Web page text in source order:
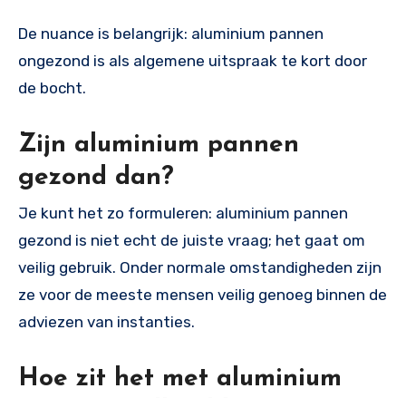
De nuance is belangrijk: aluminium pannen
ongezond is als algemene uitspraak te kort door
de bocht.
Zijn aluminium pannen
gezond dan?
Je kunt het zo formuleren: aluminium pannen
gezond is niet echt de juiste vraag; het gaat om
veilig gebruik. Onder normale omstandigheden zijn
ze voor de meeste mensen veilig genoeg binnen de
adviezen van instanties.
Hoe zit het met aluminium